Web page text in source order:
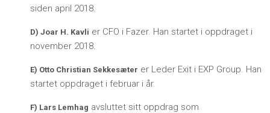
siden april 2018.
D) Joar H. Kavli er CFO i Fazer. Han startet i oppdraget i
november 2018.
E) Otto Christian Sekkesæter er Leder Exit i EXP Group. Han
startet oppdraget i februar i år.
F) Lars Lemhag avsluttet sitt oppdrag som